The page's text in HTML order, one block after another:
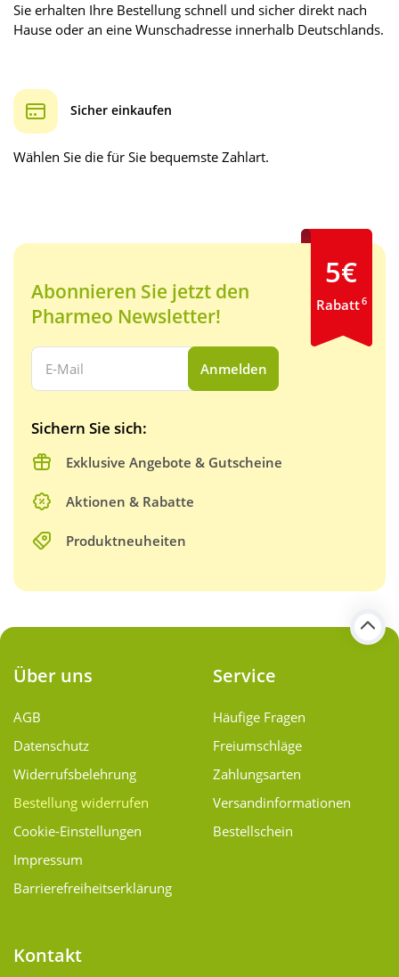
Sie erhalten Ihre Bestellung schnell und sicher direkt nach
Hause oder an eine Wunschadresse innerhalb Deutschlands.
Sicher einkaufen
Wählen Sie die für Sie bequemste Zahlart.
Abonnieren Sie jetzt den
Pharmeo Newsletter!
Ihre E-Mail Adresse:
Anmelden
Sichern Sie sich:
Exklusive Angebote & Gutscheine
Aktionen & Rabatte
Produktneuheiten
5€
Rabatt6
Über uns
AGB
Datenschutz
Widerrufsbelehrung
Bestellung widerrufen
Cookie-Einstellungen
Impressum
Barrierefreiheitserklärung
Service
Häufige Fragen
Freiumschläge
Zahlungsarten
Versand­informationen
Bestellschein
Kontakt